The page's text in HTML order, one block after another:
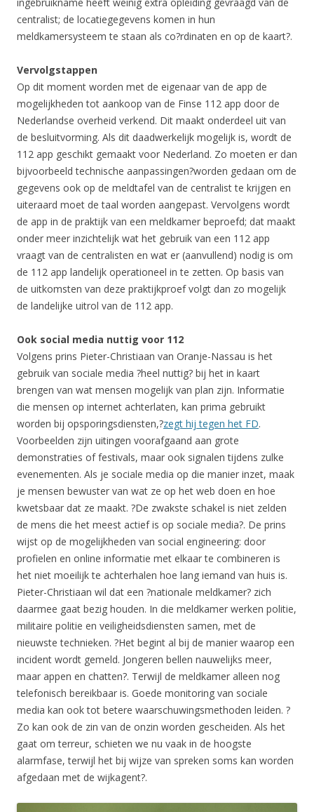
centralist; de locatiegegevens komen in hun
meldkamersysteem te staan als co?rdinaten en op de kaart?.
Vervolgstappen
Op dit moment worden met de eigenaar van de app de
mogelijkheden tot aankoop van de Finse 112 app door de
Nederlandse overheid verkend. Dit maakt onderdeel uit van
de besluitvorming. Als dit daadwerkelijk mogelijk is, wordt de
112 app geschikt gemaakt voor Nederland. Zo moeten er dan
bijvoorbeeld technische aanpassingen?worden gedaan om de
gegevens ook op de meldtafel van de centralist te krijgen en
uiteraard moet de taal worden aangepast. Vervolgens wordt
de app in de praktijk van een meldkamer beproefd; dat maakt
onder meer inzichtelijk wat het gebruik van een 112 app
vraagt van de centralisten en wat er (aanvullend) nodig is om
de 112 app landelijk operationeel in te zetten. Op basis van
de uitkomsten van deze praktijkproef volgt dan zo mogelijk
de landelijke uitrol van de 112 app.
Ook social media nuttig voor 112
Volgens prins Pieter-Christiaan van Oranje-Nassau is het
gebruik van sociale media ?heel nuttig? bij het in kaart
brengen van wat mensen mogelijk van plan zijn. Informatie
die mensen op internet achterlaten, kan prima gebruikt
worden bij opsporingsdiensten,?zegt hij tegen het FD.
Voorbeelden zijn uitingen voorafgaand aan grote
demonstraties of festivals, maar ook signalen tijdens zulke
evenementen. Als je sociale media op die manier inzet, maak
je mensen bewuster van wat ze op het web doen en hoe
kwetsbaar dat ze maakt. ?De zwakste schakel is niet zelden
de mens die het meest actief is op sociale media?. De prins
wijst op de mogelijkheden van social engineering: door
profielen en online informatie met elkaar te combineren is
het niet moeilijk te achterhalen hoe lang iemand van huis is.
Pieter-Christiaan wil dat een ?nationale meldkamer? zich
daarmee gaat bezig houden. In die meldkamer werken politie,
militaire politie en veiligheidsdiensten samen, met de
nieuwste technieken. ?Het begint al bij de manier waarop een
incident wordt gemeld. Jongeren bellen nauwelijks meer,
maar appen en chatten?. Terwijl de meldkamer alleen nog
telefonisch bereikbaar is. Goede monitoring van sociale
media kan ook tot betere waarschuwingsmethoden leiden. ?
Zo kan ook de zin van de onzin worden gescheiden. Als het
gaat om terreur, schieten we nu vaak in de hoogste
alarmfase, terwijl het bij wijze van spreken soms kan worden
afgedaan met de wijkagent?.